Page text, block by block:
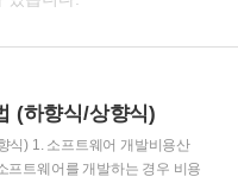
(하향식/상향식)
식) 1. 소프트웨어 개발비용산
프트웨어를 개발하는 경우 비용